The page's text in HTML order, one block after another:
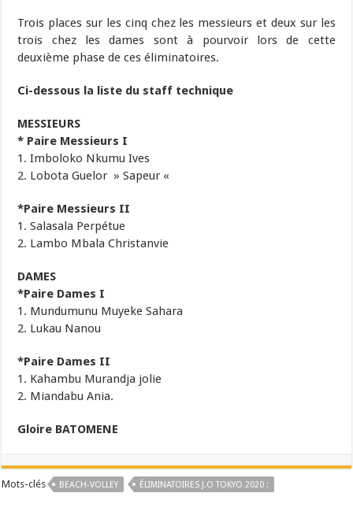
Trois places sur les cinq chez les messieurs et deux sur les
trois chez les dames sont à pourvoir lors de cette
deuxième phase de ces éliminatoires.
Ci-dessous la liste du staff technique
MESSIEURS
* Paire Messieurs I
1. Imboloko Nkumu Ives
2. Lobota Guelor » Sapeur «
*Paire Messieurs II
1. Salasala Perpétue
2. Lambo Mbala Christanvie
DAMES
*Paire Dames I
1. Mundumunu Muyeke Sahara
2. Lukau Nanou
*Paire Dames II
1. Kahambu Murandja jolie
2. Miandabu Ania.
Gloire BATOMENE
Mots-clés BEACH-VOLLEY ÉLIMINATOIRES J.O TOKYO 2020 :